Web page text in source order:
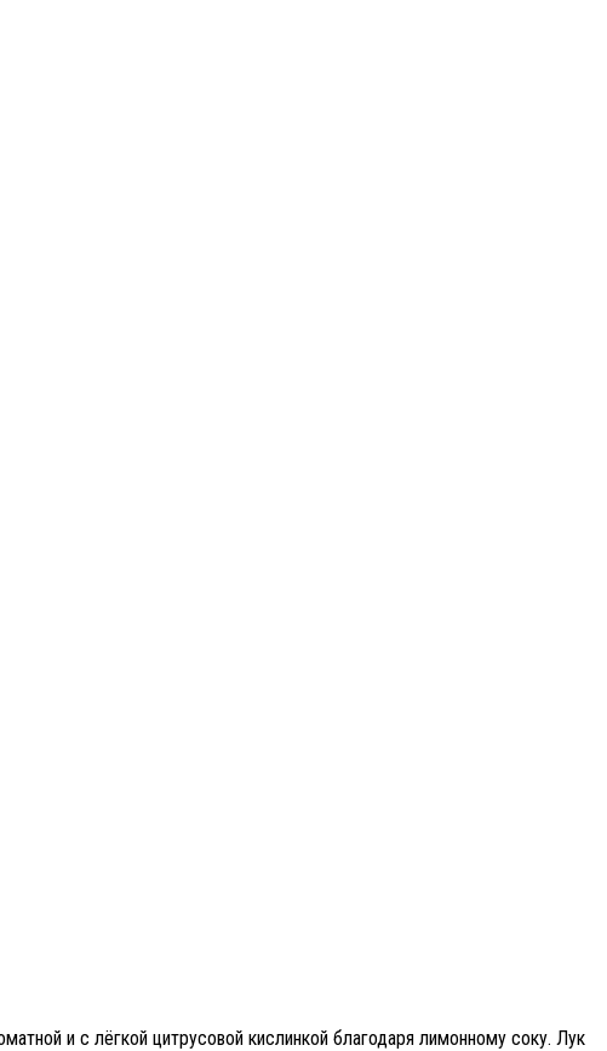
и с лёгкой цитрусовой кислинкой благодаря лимонному соку. Лук